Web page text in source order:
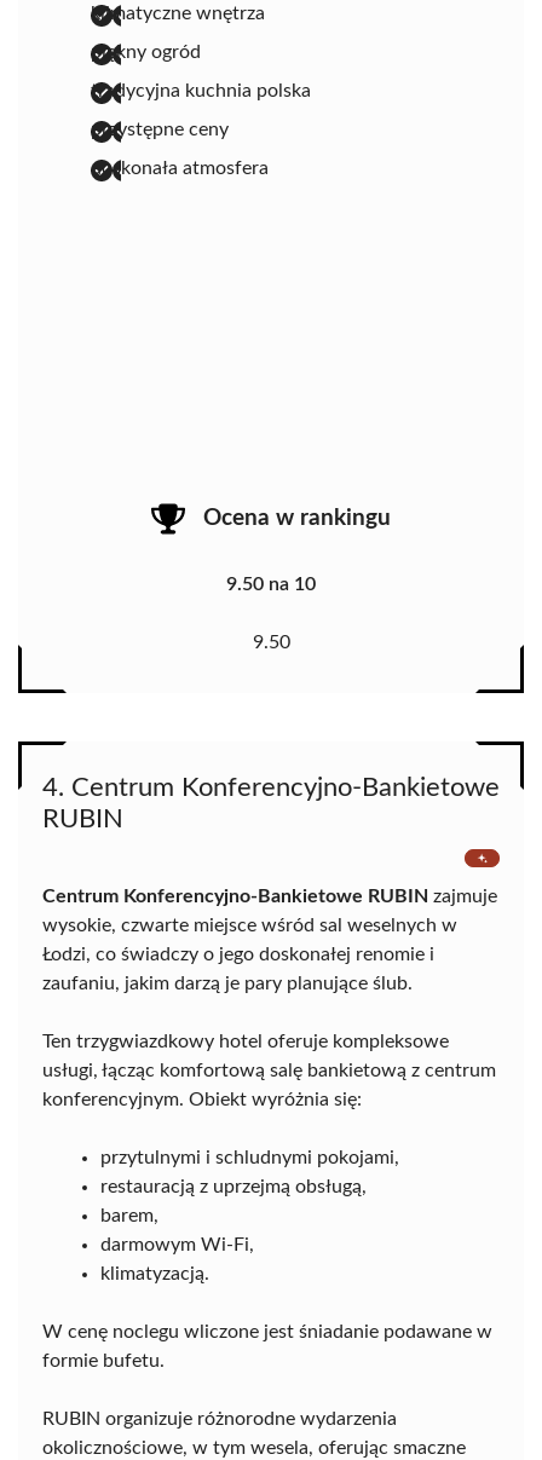
klimatyczne wnętrza
piękny ogród
tradycyjna kuchnia polska
przystępne ceny
doskonała atmosfera
Ocena w rankingu
9.50 na 10
9.50
4. Centrum Konferencyjno-Bankietowe
RUBIN
Centrum Konferencyjno-Bankietowe RUBIN zajmuje
wysokie, czwarte miejsce wśród sal weselnych w
Łodzi, co świadczy o jego doskonałej renomie i
zaufaniu, jakim darzą je pary planujące ślub.
Ten trzygwiazdkowy hotel oferuje kompleksowe
usługi, łącząc komfortową salę bankietową z centrum
konferencyjnym. Obiekt wyróżnia się:
przytulnymi i schludnymi pokojami,
restauracją z uprzejmą obsługą,
barem,
darmowym Wi-Fi,
klimatyzacją.
W cenę noclegu wliczone jest śniadanie podawane w
formie bufetu.
RUBIN organizuje różnorodne wydarzenia
okolicznościowe, w tym wesela, oferując smaczne